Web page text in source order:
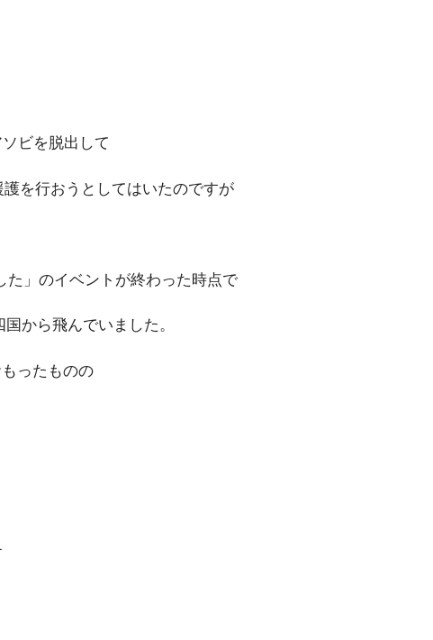
ビを脱出して
を行おうとしてはいたのですが
た」のイベントが終わった時点で
から飛んでいました。
ったものの